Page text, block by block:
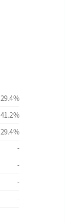
29.4%
41.2%
29.4%
-
-
-
-